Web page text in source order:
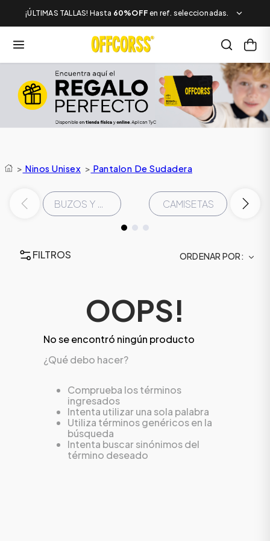
¡ÚLTIMAS TALLAS! Hasta 60%OFF en ref. seleccionadas.
> Ninos Unisex > Pantalon De Sudadera
BUZOS Y CHAQUETAS CAMISETAS
FILTROS ORDENAR POR
OOPS!
No se encontró ningún producto
¿Qué debo hacer?
Comprueba los términos
ingresados
Intenta utilizar una sola palabra
Utiliza términos genéricos en la
búsqueda
Intenta buscar sinónimos del
término deseado